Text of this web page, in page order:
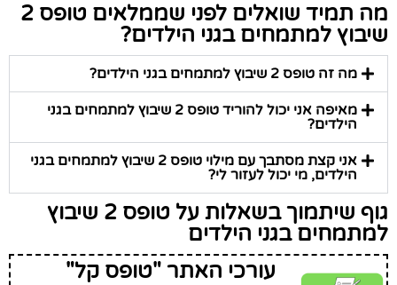
מה תמיד שואלים לפני שממלאים טופס 2
שיבוץ למתמחים בגני הילדים?
מה זה טופס 2 שיבוץ למתמחים בגני הילדים?
מאיפה אני יכול להוריד טופס 2 שיבוץ למתמחים בגני
הילדים?
אני קצת מסתבך עם מילוי טופס 2 שיבוץ למתמחים בגני
הילדים, מי יכול לעזור לי?
גוף שיתמוך בשאלות על טופס 2 שיבוץ
למתמחים בגני הילדים
עורכי האתר "טופס קל"